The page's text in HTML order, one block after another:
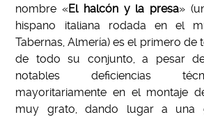
nombre «El halcón y la presa»
hispano italiana rodada en el
Tabernas, Almería) es el primero de
de todo su conjunto, a pesar
notables deficiencias
mayoritariamente en el montaje
muy grato, dando lugar a una